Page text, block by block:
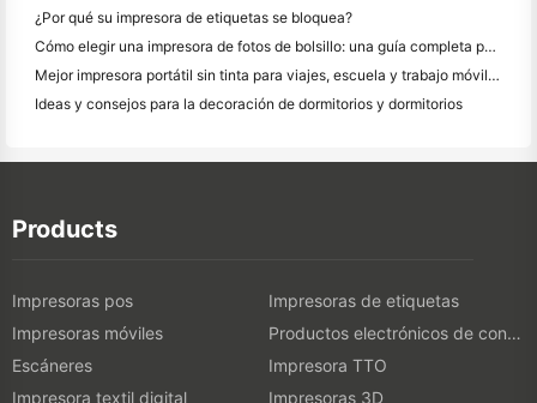
¿Por qué su impresora de etiquetas se bloquea?
Cómo elegir una impresora de fotos de bolsillo: una guía completa para los usuarios de diario, viajes y iPhone
Mejor impresora portátil sin tinta para viajes, escuela y trabajo móvil: Hanin MT620 Pro
Ideas y consejos para la decoración de dormitorios y dormitorios
Products
Impresoras pos
Impresoras de etiquetas
Impresoras móviles
Productos electrónicos de consumo
Escáneres
Impresora TTO
Impresora textil digital
Impresoras 3D